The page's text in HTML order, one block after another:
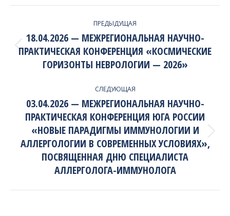
NAVIGATION
ПРЕДЫДУЩАЯ
Previous
project:
18.04.2026 — МЕЖРЕГИОНАЛЬНАЯ НАУЧНО-
ПРАКТИЧЕСКАЯ КОНФЕРЕНЦИЯ «КОСМИЧЕСКИЕ
ГОРИЗОНТЫ НЕВРОЛОГИИ — 2026»
СЛЕДУЮЩАЯ
Next
project:
03.04.2026 — МЕЖРЕГИОНАЛЬНАЯ НАУЧНО-
ПРАКТИЧЕСКАЯ КОНФЕРЕНЦИЯ ЮГА РОССИИ
«НОВЫЕ ПАРАДИГМЫ ИММУНОЛОГИИ И
АЛЛЕРГОЛОГИИ В СОВРЕМЕННЫХ УСЛОВИЯХ»,
ПОСВЯЩЕННАЯ ДНЮ СПЕЦИАЛИСТА
АЛЛЕРГОЛОГА-ИММУНОЛОГА